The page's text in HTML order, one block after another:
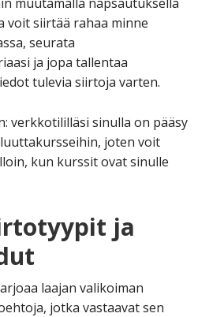
voit siirtää rahaa minne
seurata
ja jopa tallentaa
tulevia siirtoja varten.
verkkotililläsi sinulla on pääsy
joten voit
kun kurssit ovat sinulle
ja
laajan valikoiman
jotka vastaavat sen